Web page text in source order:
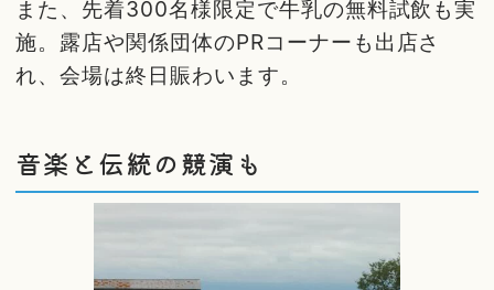
また、先着300名様限定で牛乳の無料試飲も実
施。露店や関係団体のPRコーナーも出店さ
れ、会場は終日賑わいます。
音楽と伝統の競演も